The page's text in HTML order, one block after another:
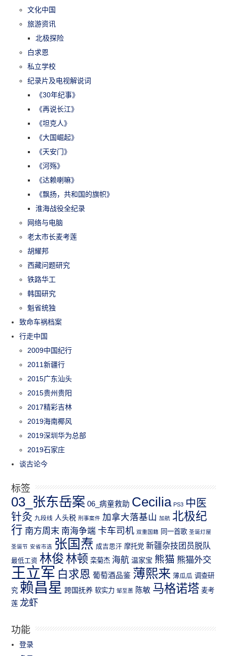
文化中国
旅游资讯
北极探险
白求恩
私立学校
纪录片及电视解说词
《30年纪事》
《再说长江》
《坦克人》
《大国崛起》
《天安门》
《河殇》
《达赖喇嘛》
《飘扬，共和国的旗帜》
淮海战役全纪录
网络与电脑
老太市长麦考莲
胡耀邦
西藏问题研究
铁路华工
韩国研究
魁省统独
致命车祸档案
行走中国
2009中国纪行
2011新疆行
2015广东汕头
2015贵州贵阳
2017精彩吉林
2019海南椰风
2019深圳华为总部
2019石家庄
谈古论今
标签
03_张东岳案 06_病童救助 Cecilia PS3 中医
针灸 九段线 人头税 刑事案件 加拿大落基山 加航 北极纪
行 南方周末 南海争端 卡车司机 双重国籍 同一首歌 圣诞灯屋
圣诞节 安省市选 张国焘 成吉思汗 摩托党 新疆杂技团员脱队
最低工资 林俊 林顿 栾菊杰 海航 温家宝 熊猫 熊猫外交
王立军 白求恩 葡萄酒品鉴 薄熙来 薄瓜瓜 调查研
究 赖昌星 跨国抚养 软实力 邹至蕙 陈敏 马格诺塔 麦考
莲 龙虾
功能
登录